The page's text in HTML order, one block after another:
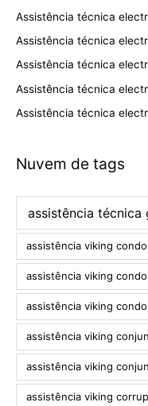
Assistência técnica
Assistência técnica
Assistência técnica
Assistência técnica
Assistência técnica
Nuvem de tags
assistência técnica
assistência viking
assistência viking
assistência viking
assistência viking
assistência viking
assistência viking